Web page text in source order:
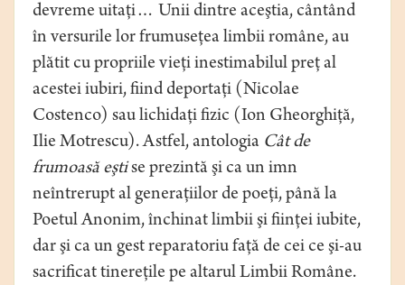
devreme uitaţi… Unii dintre aceştia, cântând
în versurile lor frumuseţea limbii române, au
plătit cu propriile vieţi inestimabilul preţ al
acestei iubiri, fiind deportaţi (Nicolae
Costenco) sau lichidaţi fizic (Ion Gheorghiţă,
Ilie Motrescu). Astfel, antologia Cât de
frumoasă eştise prezintă şi ca un imn
neîntrerupt al generaţiilor de poeţi, până la
Poetul Anonim, închinat limbii şi fiinţei iubite,
dar şi ca un gest reparatoriu faţă de cei ce şi-au
sacrificat tinereţile pe altarul Limbii Române.